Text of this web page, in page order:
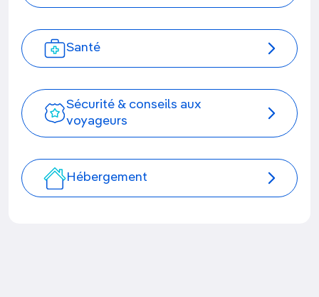
Santé
Sécurité & conseils aux
voyageurs
Hébergement